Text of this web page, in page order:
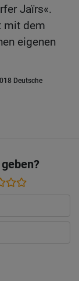
Jaïrs«.
mit dem
eigenen
Deutsche